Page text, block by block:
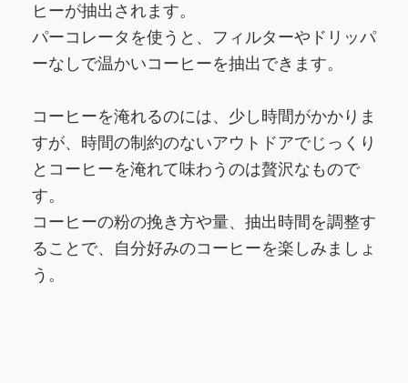
ヒーが抽出されます。
パーコレータを使うと、フィルターやドリッパ
ーなしで温かいコーヒーを抽出できます。
コーヒーを淹れるのには、少し時間がかかりま
すが、時間の制約のないアウトドアでじっくり
とコーヒーを淹れて味わうのは贅沢なもので
す。
コーヒーの粉の挽き方や量、抽出時間を調整す
ることで、自分好みのコーヒーを楽しみましょ
う。